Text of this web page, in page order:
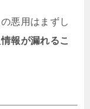
悪用はまずし
報が漏れるこ